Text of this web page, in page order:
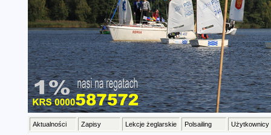
Aktualności Zapisy Lekcje żeglarskie Polsailing Użytkownicy